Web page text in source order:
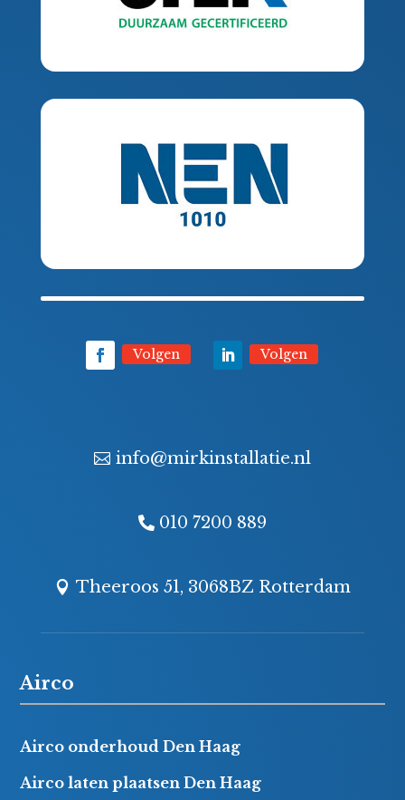
Volgen Volgen
info@mirkinstallatie.nl
010 7200 889
Theeroos 51, 3068BZ Rotterdam
Airco
Airco onderhoud Den Haag
Airco laten plaatsen Den Haag